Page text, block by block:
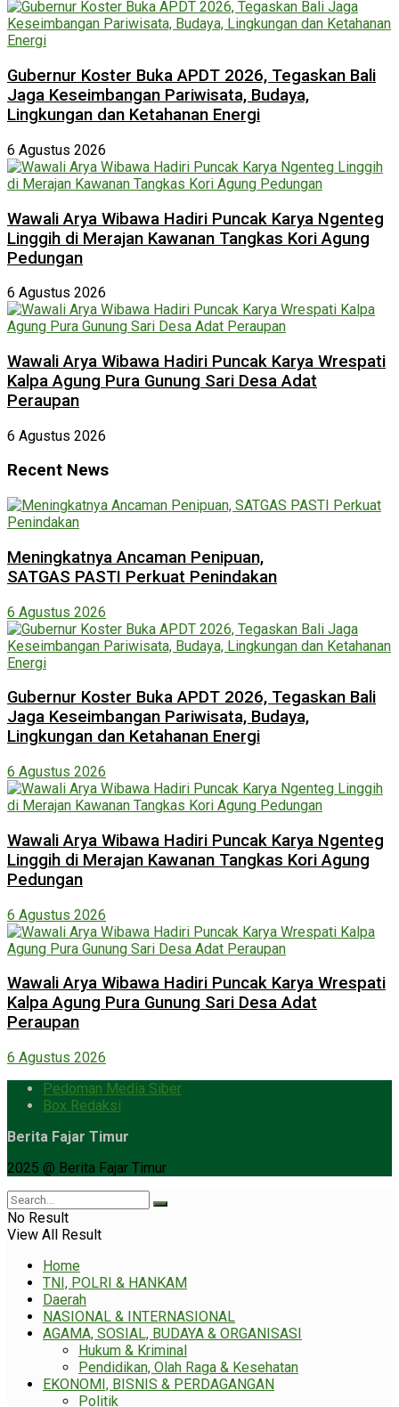
Gubernur Koster Buka APDT 2026, Tegaskan Bali
Jaga Keseimbangan Pariwisata, Budaya,
Lingkungan dan Ketahanan Energi
6 Agustus 2026
Wawali Arya Wibawa Hadiri Puncak Karya Ngenteg
Linggih di Merajan Kawanan Tangkas Kori Agung
Pedungan
6 Agustus 2026
Wawali Arya Wibawa Hadiri Puncak Karya Wrespati
Kalpa Agung Pura Gunung Sari Desa Adat
Peraupan
6 Agustus 2026
Recent News
Meningkatnya Ancaman Penipuan,
SATGAS PASTI Perkuat Penindakan
6 Agustus 2026
Gubernur Koster Buka APDT 2026, Tegaskan Bali
Jaga Keseimbangan Pariwisata, Budaya,
Lingkungan dan Ketahanan Energi
6 Agustus 2026
Wawali Arya Wibawa Hadiri Puncak Karya Ngenteg
Linggih di Merajan Kawanan Tangkas Kori Agung
Pedungan
6 Agustus 2026
Wawali Arya Wibawa Hadiri Puncak Karya Wrespati
Kalpa Agung Pura Gunung Sari Desa Adat
Peraupan
6 Agustus 2026
Pedoman Media Siber
Box Redaksi
Berita Fajar Timur
2025 @ Berita Fajar Timur
No Result
View All Result
Home
TNI, POLRI & HANKAM
Daerah
NASIONAL & INTERNASIONAL
AGAMA, SOSIAL, BUDAYA & ORGANISASI
Hukum & Kriminal
Pendidikan, Olah Raga & Kesehatan
EKONOMI, BISNIS & PERDAGANGAN
Politik